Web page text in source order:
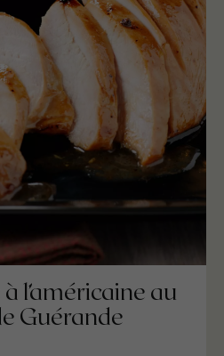
l’américaine au
Guérande